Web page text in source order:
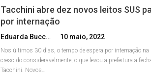
Tacchini abre dez novos leitos SUS
por internação
Eduarda Bucco 10 maio, 2022
Nos últimos 30 dias, o tempo de espera por internação
crescido consideravelmente, o que levou a prefeitura a
Tacchini. Novos